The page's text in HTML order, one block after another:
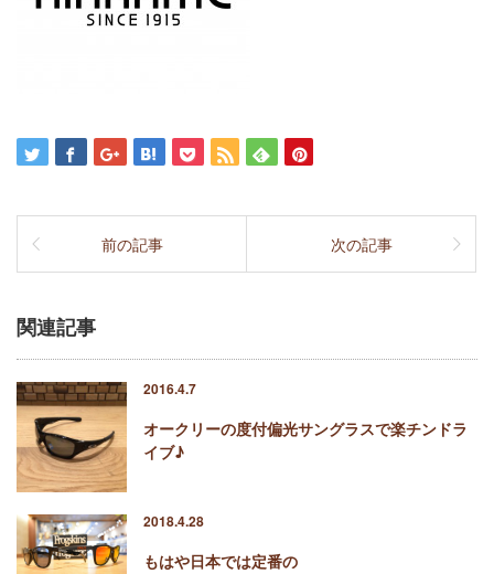
前の記事 次の記事
関連記事
2016.4.7
オークリーの度付偏光サングラスで楽チンドラ
イブ♪
2018.4.28
もはや日本では定番の